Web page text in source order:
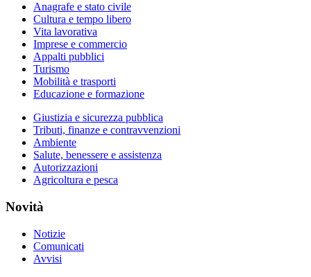
Anagrafe e stato civile
Cultura e tempo libero
Vita lavorativa
Imprese e commercio
Appalti pubblici
Turismo
Mobilità e trasporti
Educazione e formazione
Giustizia e sicurezza pubblica
Tributi, finanze e contravvenzioni
Ambiente
Salute, benessere e assistenza
Autorizzazioni
Agricoltura e pesca
Novità
Notizie
Comunicati
Avvisi